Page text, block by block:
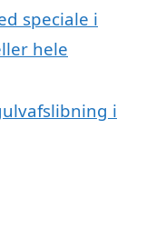
speciale i
hele
i